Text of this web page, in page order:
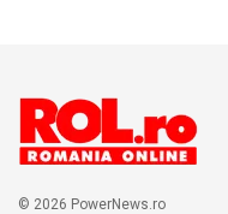
© 2026 PowerNews.ro